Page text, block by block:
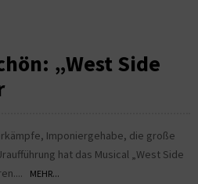
„West Side
Imponiergehabe, die große
hat das Musical „West Side
MEHR...